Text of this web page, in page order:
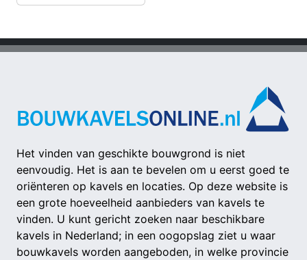
Het vinden van geschikte bouwgrond is niet
eenvoudig. Het is aan te bevelen om u eerst goed te
oriënteren op kavels en locaties. Op deze website is
een grote hoeveelheid aanbieders van kavels te
vinden. U kunt gericht zoeken naar beschikbare
kavels in Nederland; in een oogopslag ziet u waar
bouwkavels worden aangeboden, in welke provincie